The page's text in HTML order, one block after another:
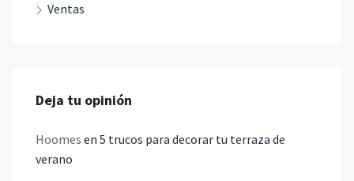
Ventas
Deja tu opinión
Hoomes en 5 trucos para decorar tu terraza de
verano